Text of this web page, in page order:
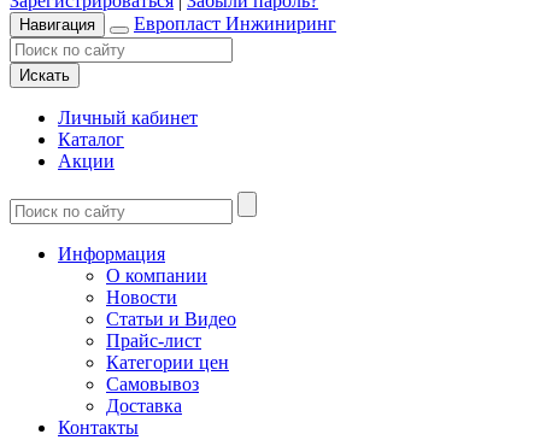
Навигация Европласт Инжиниринг
Искать
Личный кабинет
Каталог
Акции
Информация
О компании
Новости
Статьи и Видео
Прайс-лист
Категории цен
Самовывоз
Доставка
Контакты